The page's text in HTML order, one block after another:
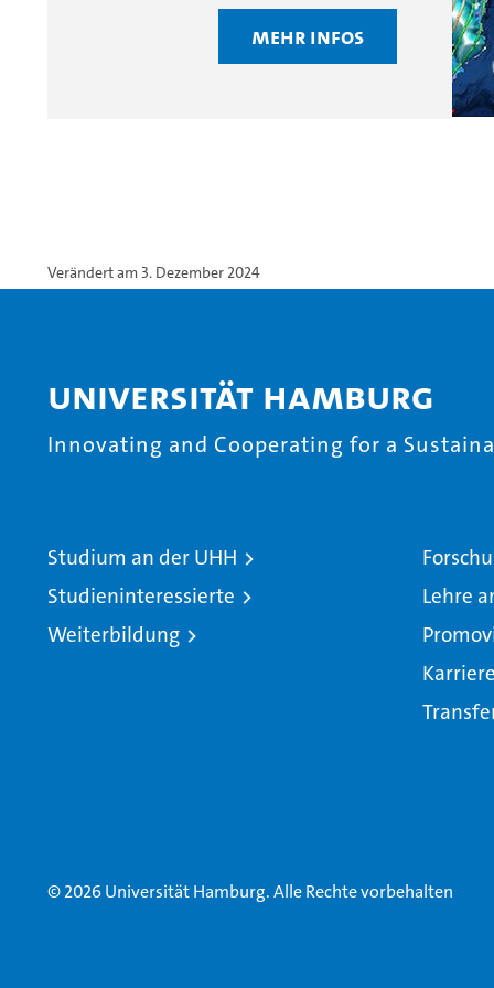
Mehr Infos
Verändert am 3. Dezember 2024
Universität Hamburg
Innovating and Cooperating for a
Studium an der UHH
Studieninteressierte
Weiterbildung
Lehre
© 2026 Universität Hamburg. Alle Rechte vorbehalten